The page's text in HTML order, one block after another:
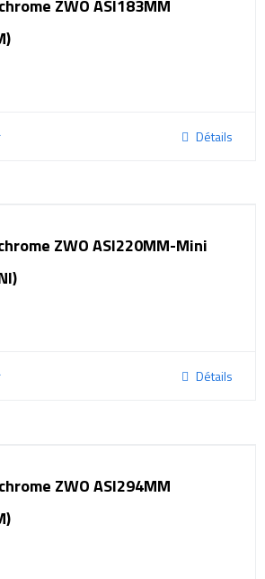
ZWO ASI183MM
Détails
ZWO ASI220MM-Mini
Détails
ZWO ASI294MM